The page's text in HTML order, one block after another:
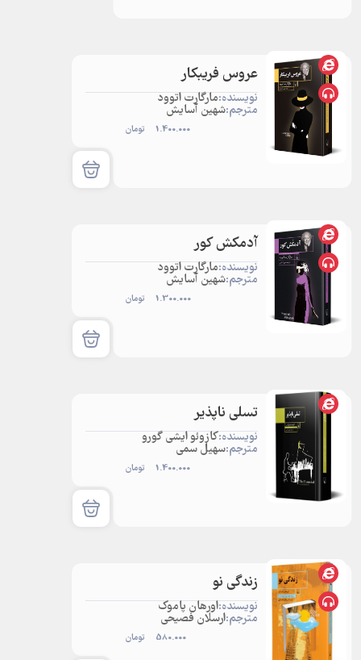
عروس فریبکار
نویسنده:مارگارت اتوود
مترجم:شهین آسایش
1.400.000 تومان
آدمکش کور
نویسنده:مارگارت اتوود
مترجم:شهین آسایش
1.300.000 تومان
تسلی ناپذیر
نویسنده:کازوئو ایشی گورو
مترجم:سهیل سمی
1.400.000 تومان
زندگی نو
نویسنده:اورهان پاموک
مترجم:ارسلان فصیحی
580.000 تومان